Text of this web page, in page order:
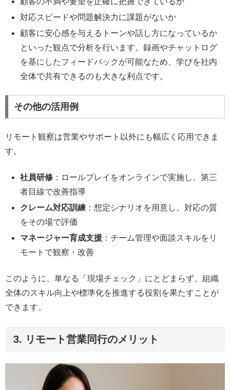
対応スピードや問題解決力に課題がないか
顧客に安心感を与えるトーンや話し方になっているか
といった観点で分析を行います。録画やチャットログ
を基にしたフィードバックが可能なため、学びを社内
全体で共有できるのも大きな利点です。
その他の活用例
リモート観察は営業やサポート以外にも幅広く応用できま
す。
社員研修 ：ロールプレイをオンラインで実施し、第三
者目線で改善指導
クレーム対応訓練 ：想定シナリオを用意し、対応の質
をその場で評価
マネージャー育成支援 ：チーム管理や面談スキルをリ
モートで観察・改善
このように、単なる「現場チェック」にとどまらず、組織
全体のスキル向上や標準化を推進する役割を果たすことが
できます。
3. リモート営業同行のメリット